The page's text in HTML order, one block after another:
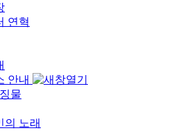
연혁
안내
물
의 노래